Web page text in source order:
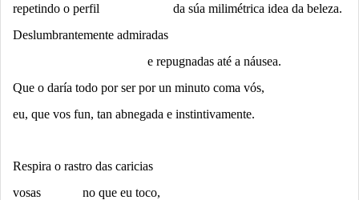
repetindo o perfil da súa milimétrica idea da beleza.
Deslumbrantemente admiradas
e repugnadas até a náusea.
Que o daría todo por ser por un minuto coma vós,
eu, que vos fun, tan abnegada e instintivamente.
Respira o rastro das caricias
vosas no que eu toco,